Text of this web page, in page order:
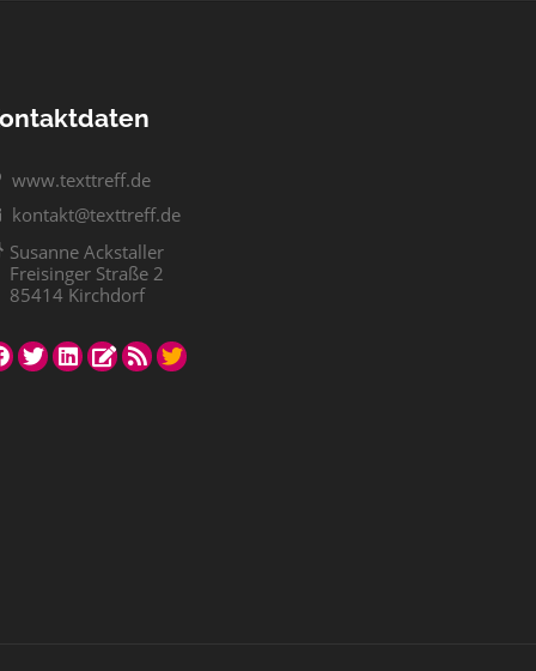
www.texttreff.de
kontakt@texttreff.de
Susanne Ackstaller
Freisinger Straße 2
85414 Kirchdorf